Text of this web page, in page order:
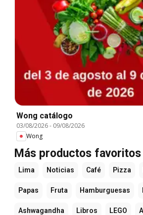
Wong catálogo
03/08/2026- 09/08/2026
Wong
Más productos favoritos
Lima Noticias Café Pizza
Papas Fruta Hamburguesas
Ashwagandha Libros LEGO